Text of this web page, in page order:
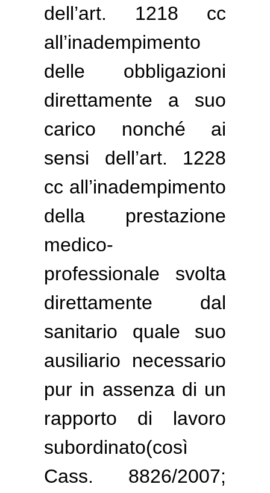
dell’art. 1218 cc
all’inadempimento
delle obbligazioni
direttamente a suo
carico nonché ai
sensi dell’art. 1228
cc all’inadempimento
della prestazione
medico-
professionale svolta
direttamente dal
sanitario quale suo
ausiliario necessario
pur in assenza di un
rapporto di lavoro
subordinato(così
Cass. 8826/2007;